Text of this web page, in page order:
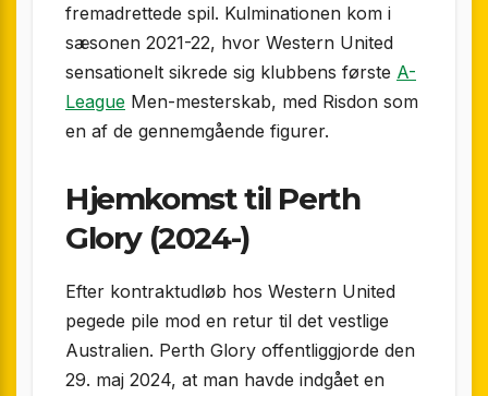
fremadrettede spil. Kulminationen kom i
sæsonen 2021-22, hvor Western United
sensationelt sikrede sig klubbens første A-
League Men-mesterskab, med Risdon som
en af de gennemgående figurer.
Hjemkomst til Perth
Glory (2024-)
Efter kontraktudløb hos Western United
pegede pile mod en retur til det vestlige
Australien. Perth Glory offentliggjorde den
29. maj 2024, at man havde indgået en